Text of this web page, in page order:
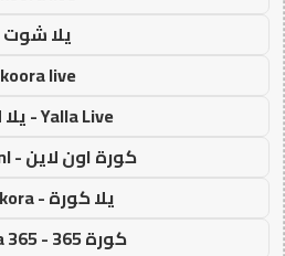
يلا شوت
koora live
Yalla Live - يلا لايف
كورة اون لاين - koora onl
يلا كورة - yallakora
كورة 365 - kooora 365